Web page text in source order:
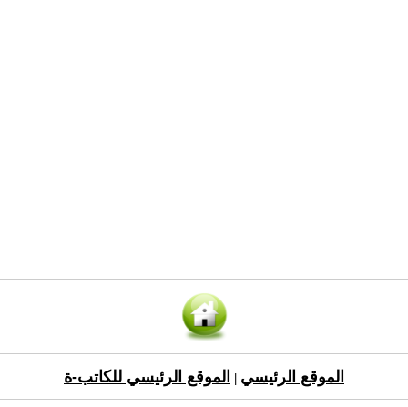
الموقع الرئيسي الموقع الرئيسي للكاتب-ة